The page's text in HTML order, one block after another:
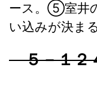
ース。⑤室井
い込みが決まる
５－１２